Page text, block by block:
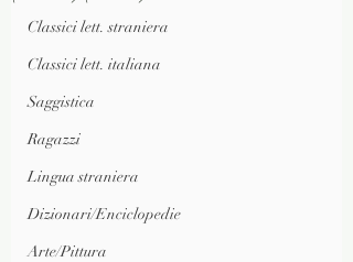
Classici lett. straniera
Classici lett. italiana
Saggistica
Ragazzi
Lingua straniera
Dizionari/Enciclopedie
Arte/Pittura